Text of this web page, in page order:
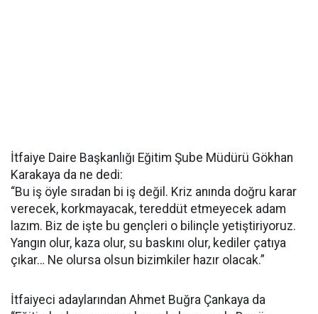
İtfaiye Daire Başkanlığı Eğitim Şube Müdürü Gökhan
Karakaya da ne dedi:
“Bu iş öyle sıradan bi iş değil. Kriz anında doğru karar
verecek, korkmayacak, tereddüt etmeyecek adam
lazım. Biz de işte bu gençleri o bilinçle yetiştiriyoruz.
Yangın olur, kaza olur, su baskını olur, kediler çatıya
çıkar… Ne olursa olsun bizimkiler hazır olacak.”
İtfaiyeci adaylarından Ahmet Buğra Çankaya da